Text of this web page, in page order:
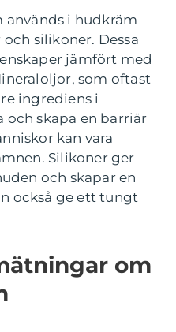
används i hudkräm
silikoner. Dessa
jämfört med
som oftast
ingrediens i
och skapa en barriär
kan vara
Silikoner ger
och skapar en
också ge ett tungt
om